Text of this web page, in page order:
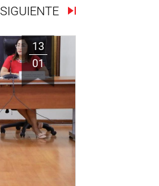
SIGUIENTE
13
01